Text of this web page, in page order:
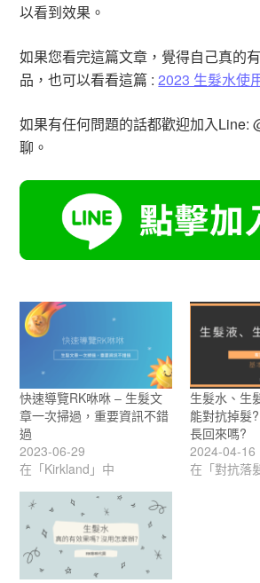
以看到效果。
如果您看完這篇文章，覺得自己真的
品，也可以看看這篇 :2023 生髮水使
如果有任何問題的話都歡迎加入Line:
聊。
快速導覽RK咻咻 – 生髮文
章一次掃過，重要資訊不錯
過
2023-06-29
在「Kirkland」中
生髮水、生
能對抗掉髮
長回來嗎?
2024-04-16
在「對抗落